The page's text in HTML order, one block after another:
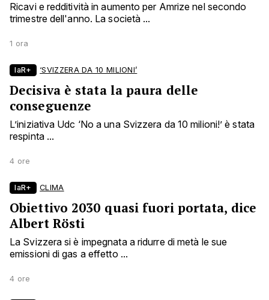
Ricavi e redditività in aumento per Amrize nel secondo
trimestre dell'anno. La società ...
1 ora
laR+ ‘SVIZZERA DA 10 MILIONI’
Decisiva è stata la paura delle
conseguenze
L’iniziativa Udc ‘No a una Svizzera da 10 milioni!’ è stata
respinta ...
4 ore
laR+ CLIMA
Obiettivo 2030 quasi fuori portata, dice
Albert Rösti
La Svizzera si è impegnata a ridurre di metà le sue
emissioni di gas a effetto ...
4 ore